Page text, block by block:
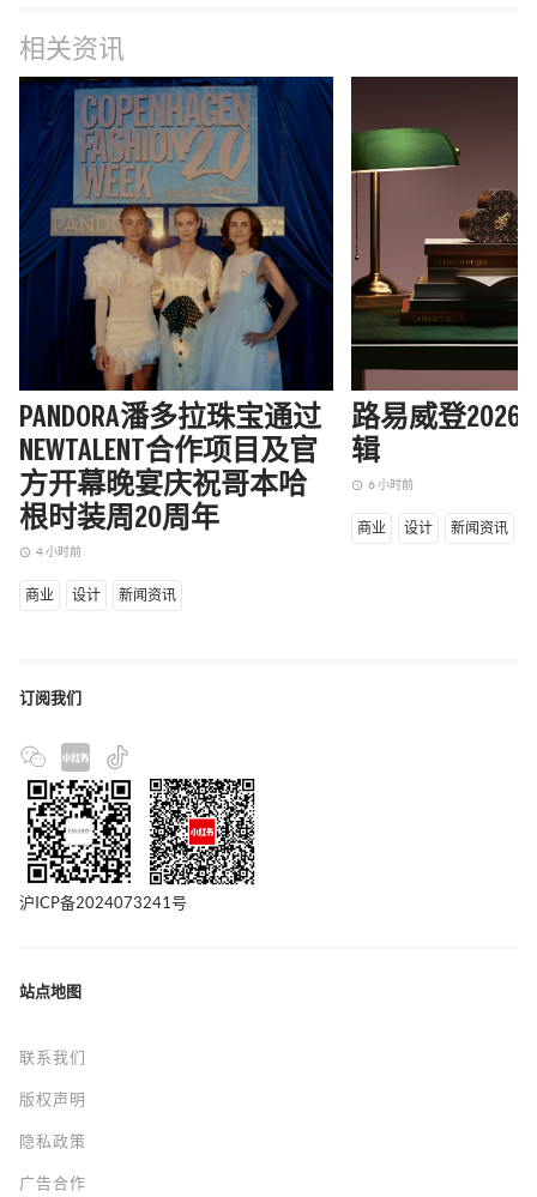
相关资讯
PANDORA潘多拉珠宝通过
NEWTALENT合作项目及官
方开幕晚宴庆祝哥本哈
根时装周20周年
access_time 4 小时前
商业 设计 新闻资讯
路易威登2026
辑
access_time 6 小时前
商业 设计 新闻资讯
订阅我们
沪ICP备2024073241号
站点地图
联系我们
版权声明
隐私政策
广告合作